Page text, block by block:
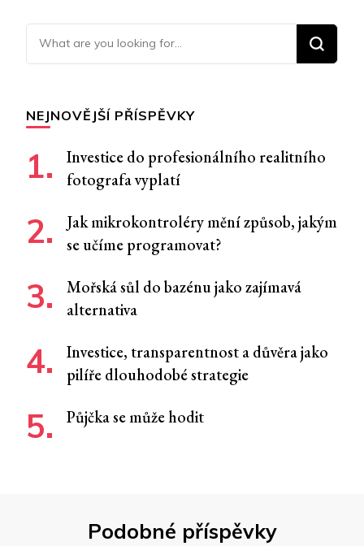
Looking for Something?
NEJNOVĚJŠÍ PŘÍSPĚVKY
Investice do profesionálního realitního
fotografa vyplatí
Jak mikrokontroléry mění způsob, jakým
se učíme programovat?
Mořská sůl do bazénu jako zajímavá
alternativa
Investice, transparentnost a důvěra jako
pilíře dlouhodobé strategie
Půjčka se může hodit
Podobné příspěvky